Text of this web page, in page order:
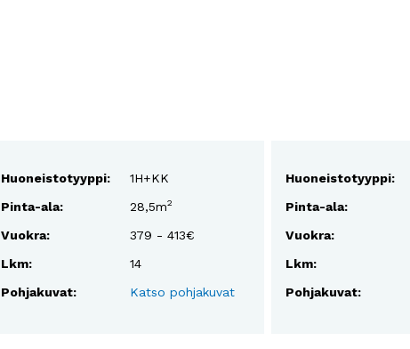
Huoneistotyyppi:
1H+KK
Pinta-ala:
28,5m2
Vuokra:
379 - 413€
Lkm:
14
Pohjakuvat:
Katso pohjakuvat
Huoneistotyyppi:
Pinta-ala:
Vuokra:
Lkm:
Pohjakuvat: